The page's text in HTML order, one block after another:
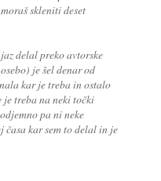
skleniti deset
delal preko avtorske
je šel denar od
kar je treba in ostalo
je treba na neki točki
pa ni neke
časa kar sem to delal in je